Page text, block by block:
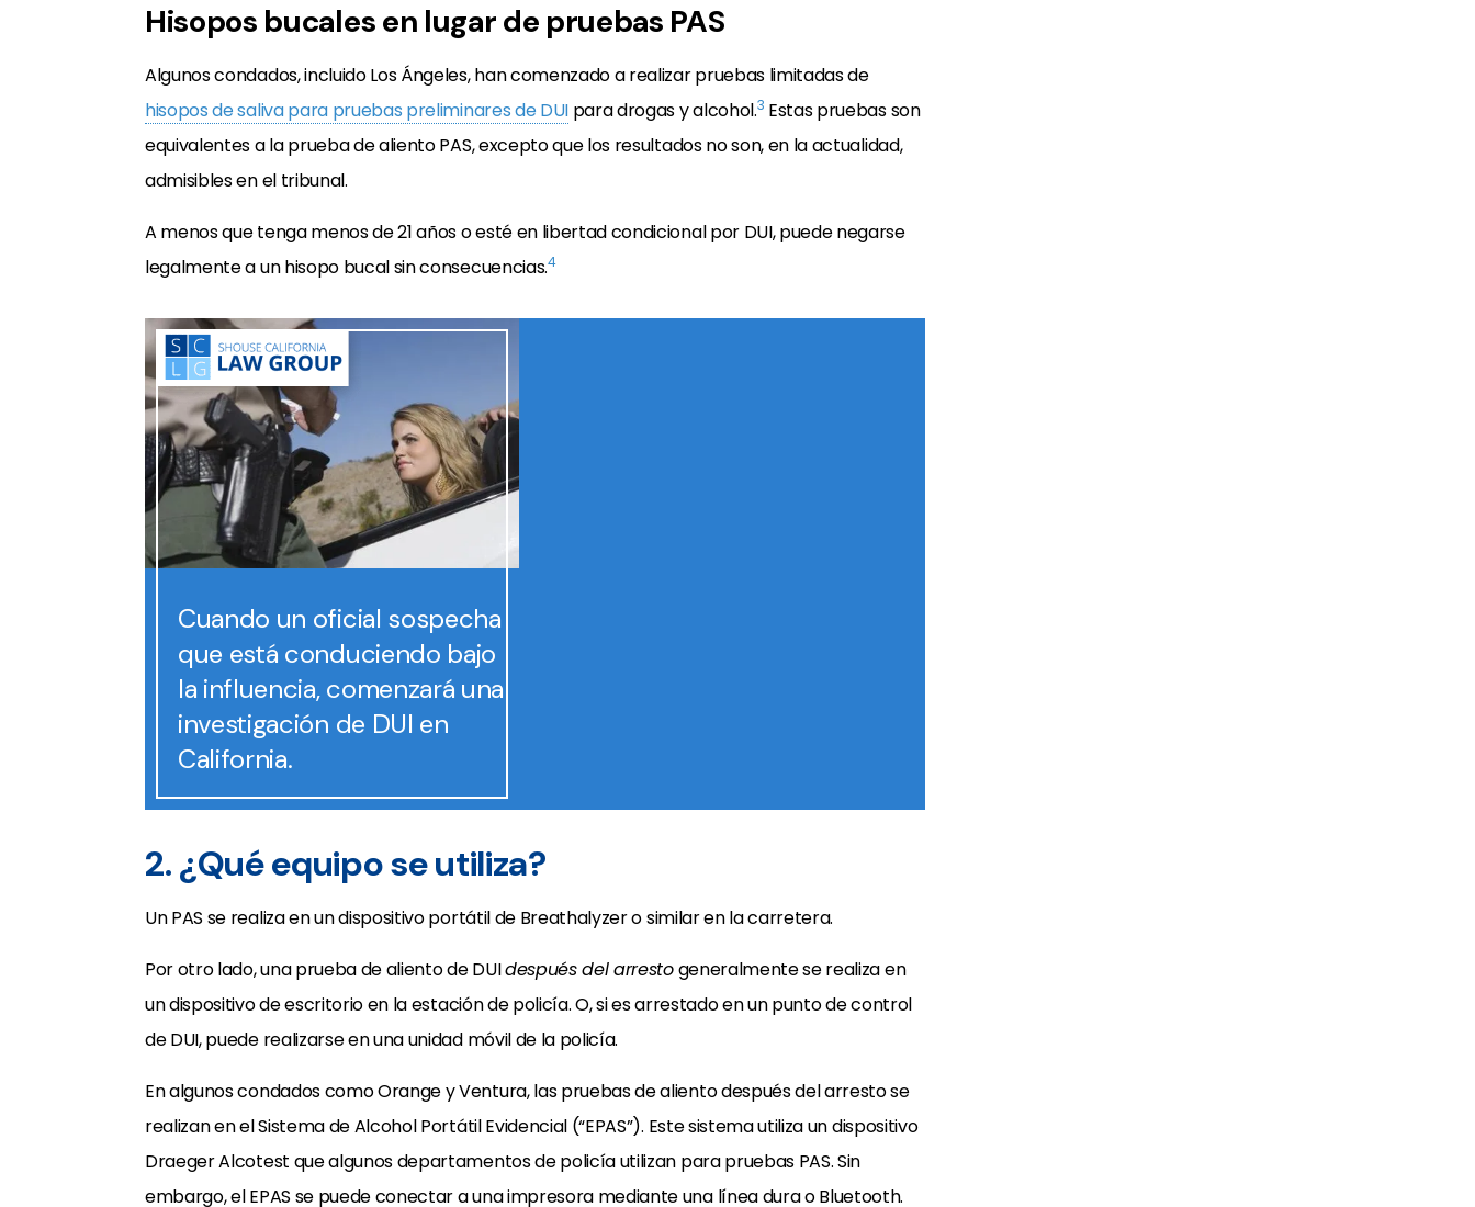
Hisopos bucales en lugar de pruebas PAS
Algunos condados, incluido Los Ángeles, han comenzado a realizar pruebas limitadas de
hisopos de saliva para pruebas preliminares de DUI para drogas y alcohol.3 Estas pruebas son
equivalentes a la prueba de aliento PAS, excepto que los resultados no son, en la actualidad,
admisibles en el tribunal.
A menos que tenga menos de 21 años o esté en libertad condicional por DUI, puede negarse
legalmente a un hisopo bucal sin consecuencias.4
Cuando un oficial sospecha
que está conduciendo bajo
la influencia, comenzará una
investigación de DUI en
California.
2. ¿Qué equipo se utiliza?
Un PAS se realiza en un dispositivo portátil de Breathalyzer o similar en la carretera.
Por otro lado, una prueba de aliento de DUIdespués del arrestogeneralmente se realiza en
un dispositivo de escritorio en la estación de policía. O, si es arrestado en un punto de control
de DUI, puede realizarse en una unidad móvil de la policía.
En algunos condados como Orange y Ventura, las pruebas de aliento después del arresto se
realizan en el Sistema de Alcohol Portátil Evidencial (“EPAS”). Este sistema utiliza un dispositivo
Draeger Alcotest que algunos departamentos de policía utilizan para pruebas PAS. Sin
embargo, el EPAS se puede conectar a una impresora mediante una línea dura o Bluetooth.